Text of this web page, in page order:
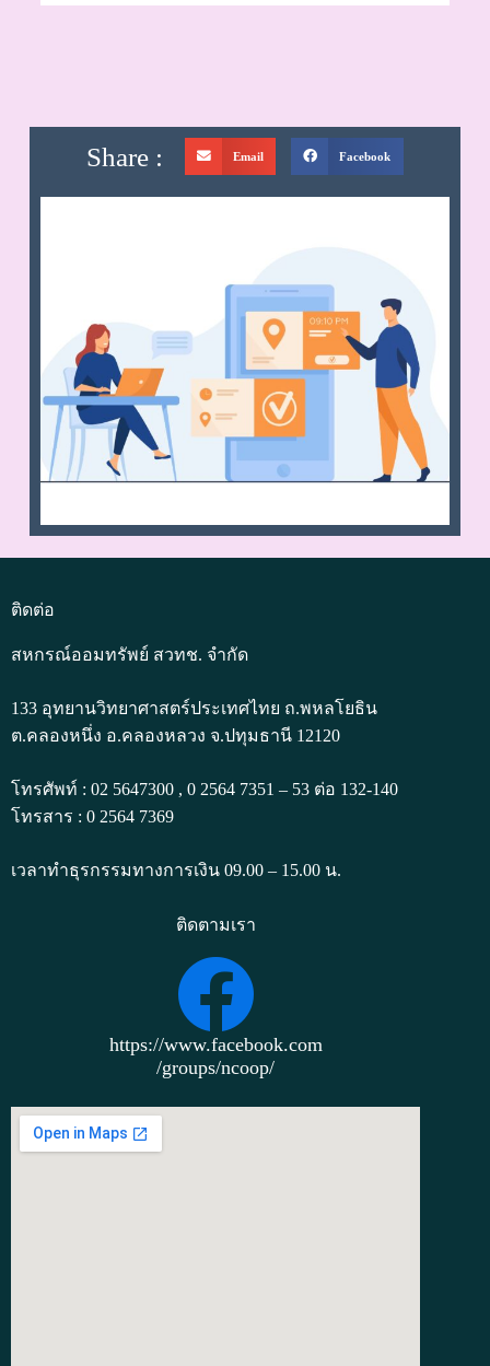
Share : Email Facebook
ติดต่อ
สหกรณ์ออมทรัพย์ สวทช. จำกัด
133 อุทยานวิทยาศาสตร์ประเทศไทย ถ.พหลโยธิน
ต.คลองหนึ่ง อ.คลองหลวง จ.ปทุมธานี 12120
โทรศัพท์ : 02 5647300 , 0 2564 7351 – 53 ต่อ 132-140
โทรสาร : 0 2564 7369
เวลาทำธุรกรรมทางการเงิน 09.00 – 15.00 น.
ติดตามเรา
https://www.facebook.com
/groups/ncoop/